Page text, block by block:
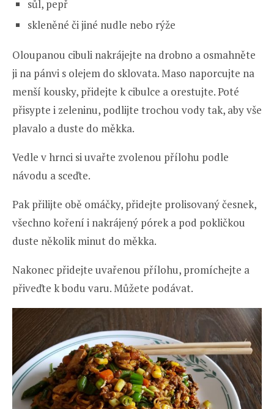
sůl, pepř
skleněné či jiné nudle nebo rýže
Oloupanou cibuli nakrájejte na drobno a osmahněte
ji na pánvi s olejem do sklovata. Maso naporcujte na
menší kousky, přidejte k cibulce a orestujte. Poté
přisypte i zeleninu, podlijte trochou vody tak, aby vše
plavalo a duste do měkka.
Vedle v hrnci si uvařte zvolenou přílohu podle
návodu a sceďte.
Pak přilijte obě omáčky, přidejte prolisovaný česnek,
všechno koření i nakrájený pórek a pod pokličkou
duste několik minut do měkka.
Nakonec přidejte uvařenou přílohu, promíchejte a
přiveďte k bodu varu. Můžete podávat.